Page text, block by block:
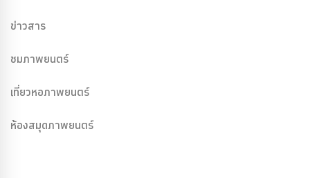
ข่าวสาร
ชมภาพยนตร์
เที่ยวหอภาพยนตร์
ห้องสมุดภาพยนตร์